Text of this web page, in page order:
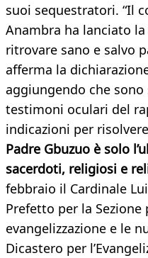
suoi sequestratori. “Il
Anambra ha lanciato
ritrovare sano e salvo
afferma la
aggiungendo che
testimoni oculari del
indicazioni per
Padre Gbuzuo è solo
sacerdoti, religiosi e
febbraio il Cardinale
Prefetto per la Sezione
evangelizzazione e le
Dicastero per